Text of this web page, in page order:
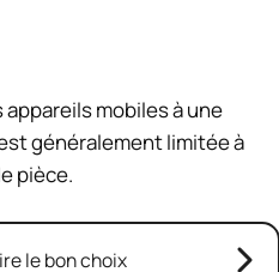
mobiles à une
généralement limitée à
pièce.
le bon choix